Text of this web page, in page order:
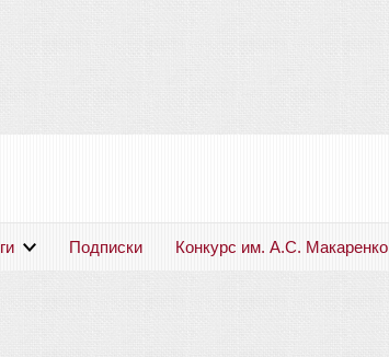
Подписки Конкурс им. А.С. Макаренко